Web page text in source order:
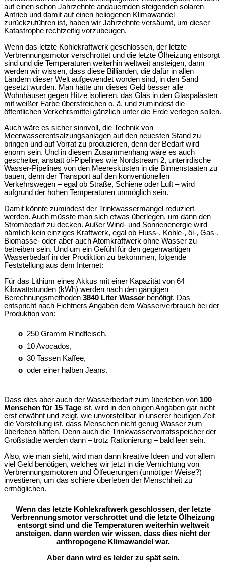
auf einen schon Jahrzehnte andauernden steigenden solaren
Antrieb und damit auf einen heliogenen Klimawandel
zurückzuführen ist, haben wir Jahrzehnte versäumt, um dieser
Katastrophe rechtzeitig vorzubeugen.
Wenn das letzte Kohlekraftwerk geschlossen, der letzte
Verbrennungsmotor verschrottet und die letzte Ölheizung entsorgt
sind und die Temperaturen weiterhin weltweit ansteigen, dann
werden wir wissen, dass diese Billiarden, die dafür in allen
Ländern dieser Welt aufgewendet worden sind, in den Sand
gesetzt wurden. Man hätte um dieses Geld besser alle
Wohnhäuser gegen Hitze isolieren, das Glas in den Glaspalästen
mit weißer Farbe überstreichen o. ä. und zumindest die
öffentlichen Verkehrsmittel gänzlich unter die Erde verlegen sollen.
Auch wäre es sicher sinnvoll, die Technik von
Meerwasserentsalzungsanlagen auf den neuesten Stand zu
bringen und auf Vorrat zu produzieren, denn der Bedarf wird
enorm sein. Und in diesem Zusammenhang wäre es auch
gescheiter, anstatt öl-Pipelines wie Nordstream 2, unterirdische
Wasser-Pipelines von den Meeresküsten in die Binnenstaaten zu
bauen, denn der Transport auf den konventionellen
Verkehrswegen – egal ob Straße, Schiene oder Luft – wird
aufgrund der hohen Temperaturen unmöglich sein.
Damit könnte zumindest der Trinkwassermangel reduziert
werden. Auch müsste man sich etwas überlegen, um dann den
Strombedarf zu decken. Außer Wind- und Sonnenenergie wird
nämlich kein einziges Kraftwerk, egal ob Fluss-, Kohle-, öl-, Gas-,
Biomasse- oder aber auch Atomkraftwerk ohne Wasser zu
betreiben sein. Und um ein Gefühl für den gegenwärtigen
Wasserbedarf in der Prodiktion zu bekommen, folgende
Feststellung aus dem Internet:
Für das Lithium eines Akkus mit einer Kapazität von 64
Kilowattstunden (kWh) werden nach den gängigen
Berechnungsmethoden 3840 Liter Wasser benötigt. Das
entspricht nach Fichtners Angaben dem Wasserverbrauch bei der
Produktion von:
o 250 Gramm Rindfleisch,
o 10 Avocados,
o 30 Tassen Kaffee,
o oder einer halben Jeans.
Dass dies aber auch der Wasserbedarf zum überleben von 100
Menschen für 15 Tage ist, wird in den obigen Angaben gar nicht
erst erwähnt und zeigt, wie unvorstellbar in unserer heutigen Zeit
die Vorstellung ist, dass Menschen nicht genug Wasser zum
überleben hätten. Denn auch die Trinkwasservorratsspeicher der
Großstädte werden dann – trotz Rationierung – bald leer sein.
Also, wie man sieht, wird man dann kreative Ideen und vor allem
viel Geld benötigen, welches wir jetzt in die Vernichtung von
Verbrennungsmotoren und Ölfeuerungen (unnötiger Weise?)
investieren, um das schiere überleben der Menschheit zu
ermöglichen.
Wenn das letzte Kohlekraftwerk geschlossen, der letzte
Verbrennungsmotor verschrottet und die letzte Ölheizung
entsorgt sind und die Temperaturen weiterhin weltweit
ansteigen, dann werden wir wissen, dass dies nicht der
anthropogene Klimawandel war.
Aber dann wird es leider zu spät sein.